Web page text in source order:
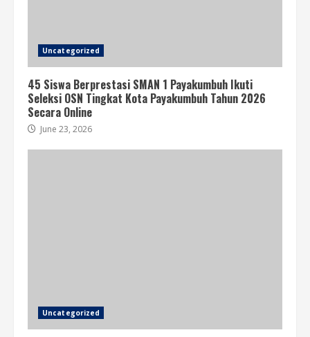
Uncategorized
45 Siswa Berprestasi SMAN 1 Payakumbuh Ikuti
Seleksi OSN Tingkat Kota Payakumbuh Tahun 2026
Secara Online
June 23, 2026
Uncategorized